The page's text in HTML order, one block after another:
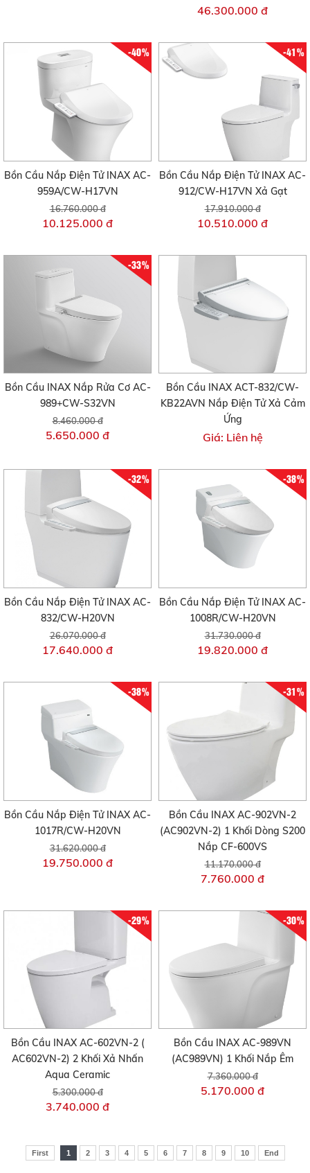
46.300.000 đ
-40%
Bồn Cầu Nắp Điện Tử INAX AC-
959A/CW-H17VN
16.760.000 đ
10.125.000 đ
-41%
Bồn Cầu Nắp Điện Tử INAX AC-
912/CW-H17VN Xả Gạt
17.910.000 đ
10.510.000 đ
-33%
Bồn Cầu INAX Nắp Rửa Cơ AC-
989+CW-S32VN
8.460.000 đ
5.650.000 đ
Bồn Cầu INAX ACT-832/CW-
KB22AVN Nắp Điện Tử Xả Cảm
Ứng
Giá: Liên hệ
-32%
Bồn Cầu Nắp Điện Tử INAX AC-
832/CW-H20VN
26.070.000 đ
17.640.000 đ
-38%
Bồn Cầu Nắp Điện Tử INAX AC-
1008R/CW-H20VN
31.730.000 đ
19.820.000 đ
-38%
Bồn Cầu Nắp Điện Tử INAX AC-
1017R/CW-H20VN
31.620.000 đ
19.750.000 đ
-31%
Bồn Cầu INAX AC-902VN-2
(AC902VN-2) 1 Khối Dòng S200
Nắp CF-600VS
11.170.000 đ
7.760.000 đ
-29%
Bồn Cầu INAX AC-602VN-2 (
AC602VN-2) 2 Khối Xả Nhấn
Aqua Ceramic
5.300.000 đ
3.740.000 đ
-30%
Bồn Cầu INAX AC-989VN
(AC989VN) 1 Khối Nắp Êm
7.360.000 đ
5.170.000 đ
First 1 2 3 4 5 6 7 8 9 10 End